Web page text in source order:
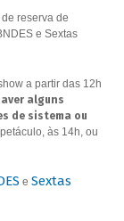
reserva de
e Sextas
a partir das 12h
alguns
de sistema ou
às 14h, ou
e Sextas